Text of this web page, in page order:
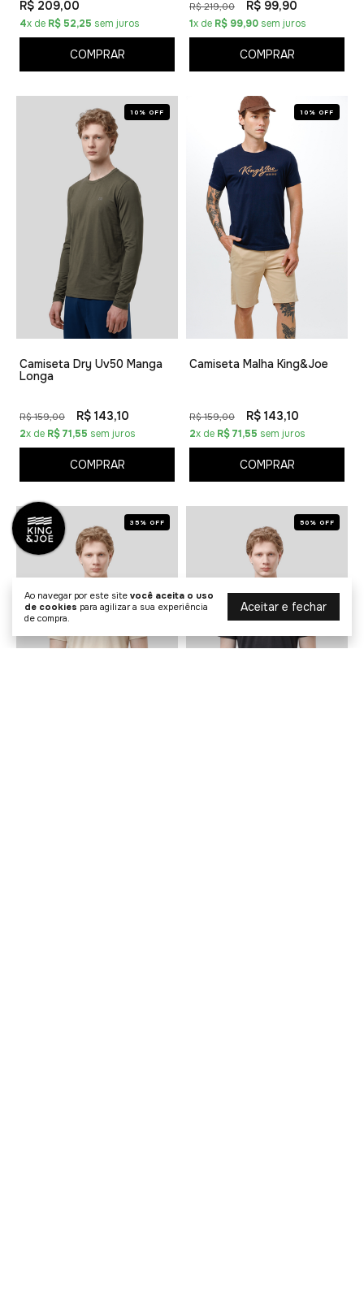
Ao navegar por este site você aceita o uso
de cookies para agilizar a sua experiência
de compra.
Aceitar e fechar
R$ 209,00
4x de R$ 52,25 sem juros
COMPRAR
R$ 219,00 R$ 99,90
1x de R$ 99,90 sem juros
COMPRAR
10% OFF
Camiseta Dry Uv50 Manga
Longa
R$ 159,00 R$ 143,10
2x de R$ 71,55 sem juros
COMPRAR
10% OFF
Camiseta Malha King&Joe
R$ 159,00 R$ 143,10
2x de R$ 71,55 sem juros
COMPRAR
35% OFF 50% OFF